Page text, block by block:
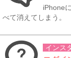
iPhone
べて消えてしまう。
インス